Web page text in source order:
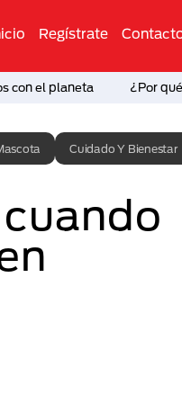
Regístrate
con el planeta ¿Por
Cuidado Y Bienestar